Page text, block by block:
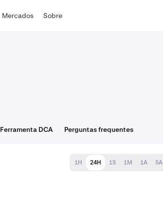
Mercados Sobre
Ferramenta DCA Perguntas frequentes
1H 24H 1S 1M 1A 5A